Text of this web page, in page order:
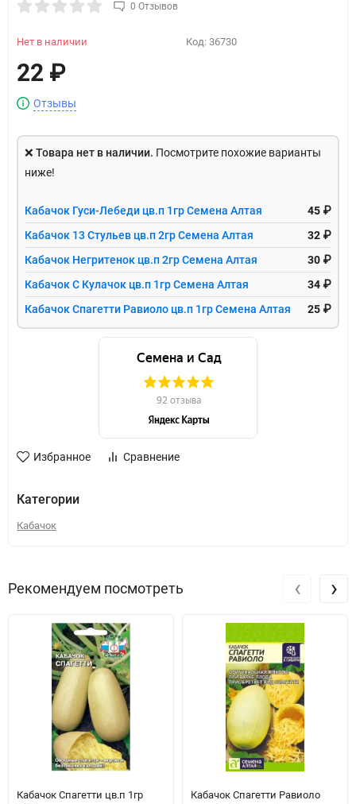
0 Отзывов
Нет в наличии Код: 36730
22 ₽
Отзывы
❌ Товара нет в наличии. Посмотрите похожие варианты
ниже!
Кабачок Гуси-Лебеди цв.п 1гр Семена Алтая
45 ₽
Кабачок 13 Стульев цв.п 2гр Семена Алтая
32 ₽
Кабачок Негритенок цв.п 2гр Семена Алтая
30 ₽
Кабачок С Кулачок цв.п 1гр Семена Алтая
34 ₽
Кабачок Спагетти Равиоло цв.п 1гр Семена Алтая
25 ₽
Избранное Сравнение
Категории
Кабачок
Рекомендуем посмотреть
Кабачок Спагетти цв.п 1гр
Кабачок Спагетти Равиоло
‹ ›